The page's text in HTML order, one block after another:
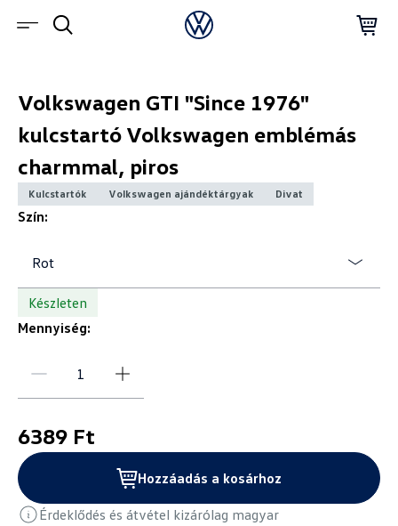
Volkswagen GTI "Since 1976"
kulcstartó Volkswagen emblémás
charmmal, piros
Kulcstartók Volkswagen ajándéktárgyak Divat
Szín:
Rot
Készleten
Mennyiség:
6389 Ft
Hozzáadás a kosárhoz
Érdeklődés és átvétel kizárólag magyar